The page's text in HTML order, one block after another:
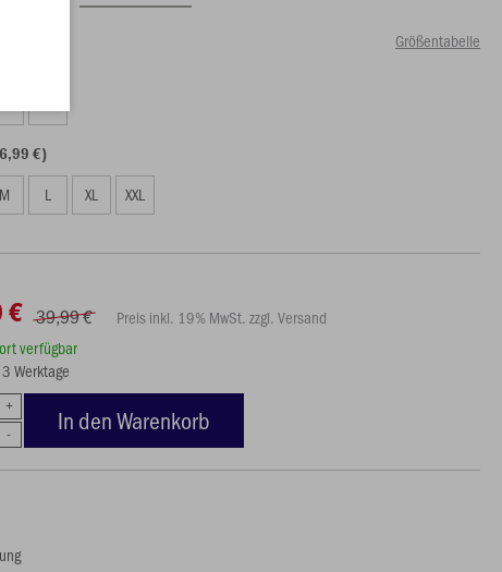
Größentabelle
€)
M L XL XXL
€ 39,99 €
Preis inkl. 19% MwSt. zzgl. Versand
verfügbar
Werktage
In den Warenkorb